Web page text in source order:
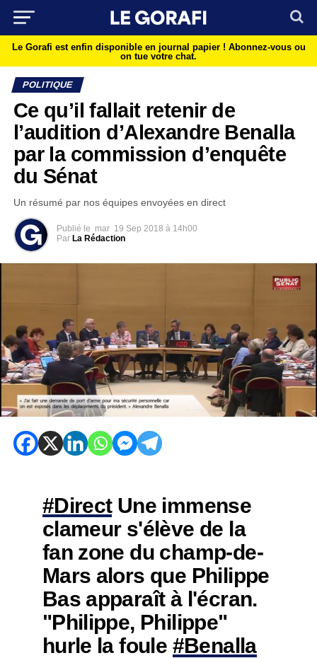
Le Gorafi est enfin disponible en journal papier ! Abonnez-vous ou
on tue votre chat.
POLITIQUE
Ce qu’il fallait retenir de
l’audition d’Alexandre Benalla
par la commission d’enquête
du Sénat
Un résumé par nos équipes envoyées en direct
Publié le mar 19 Sep 2018 à 14h00
Par La Rédaction
#DirectUne immense
clameur s'élève de la
fan zone du champ-de-
Mars alors que Philippe
Bas apparaît à l'écran.
"Philippe, Philippe"
hurle la foule #Benalla